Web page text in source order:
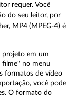
requer. Você
do seu leitor, por
MP4 (MPEG-4) é
projeto em um
filme" no menu
formatos de vídeo
você pode
O formato do